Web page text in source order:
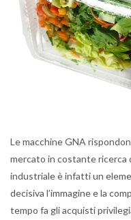
Le macchine GNA
mercato in costante ricerca
industriale è infatti un
decisiva l’immagine e la
tempo fa gli acquisti